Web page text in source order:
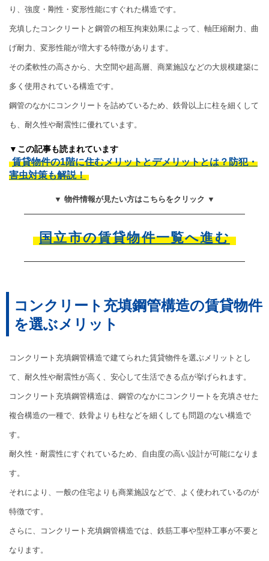
り、強度・剛性・変形性能にすぐれた構造です。
充填したコンクリートと鋼管の相互拘束効果によって、軸圧縮耐力、曲
げ耐力、変形性能が増大する特徴があります。
その柔軟性の高さから、大空間や超高層、商業施設などの大規模建築に
多く使用されている構造です。
鋼管のなかにコンクリートを詰めているため、鉄骨以上に柱を細くして
も、耐久性や耐震性に優れています。
▼この記事も読まれています
賃貸物件の1階に住むメリットとデメリットとは？防犯・
害虫対策も解説！
▼ 物件情報が見たい方はこちらをクリック ▼
国立市の賃貸物件一覧へ進む
コンクリート充填鋼管構造の賃貸物件
を選ぶメリット
コンクリート充填鋼管構造で建てられた賃貸物件を選ぶメリットとし
て、耐久性や耐震性が高く、安心して生活できる点が挙げられます。
コンクリート充填鋼管構造は、鋼管のなかにコンクリートを充填させた
複合構造の一種で、鉄骨よりも柱などを細くしても問題のない構造で
す。
耐久性・耐震性にすぐれているため、自由度の高い設計が可能になりま
す。
それにより、一般の住宅よりも商業施設などで、よく使われているのが
特徴です。
さらに、コンクリート充填鋼管構造では、鉄筋工事や型枠工事が不要と
なります。